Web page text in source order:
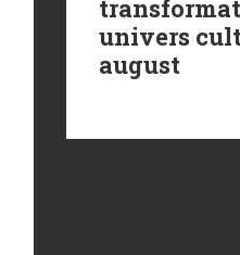
univers
august